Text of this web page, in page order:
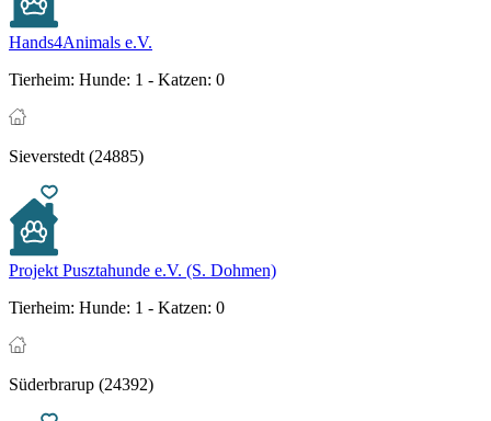
Hands4Animals e.V.
Tierheim: Hunde: 1 - Katzen: 0
Sieverstedt (24885)
Projekt Pusztahunde e.V. (S. Dohmen)
Tierheim: Hunde: 1 - Katzen: 0
Süderbrarup (24392)